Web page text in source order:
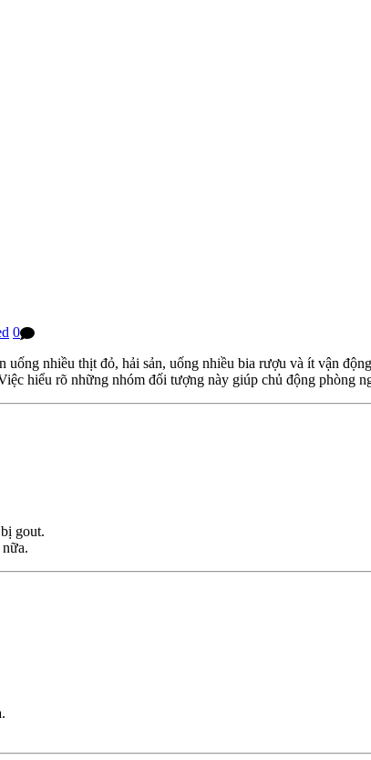
0
nhiều thịt đỏ, hải sản, uống nhiều bia rượu và ít vận
hiểu rõ những nhóm đối tượng này giúp chủ động phòng
gout.